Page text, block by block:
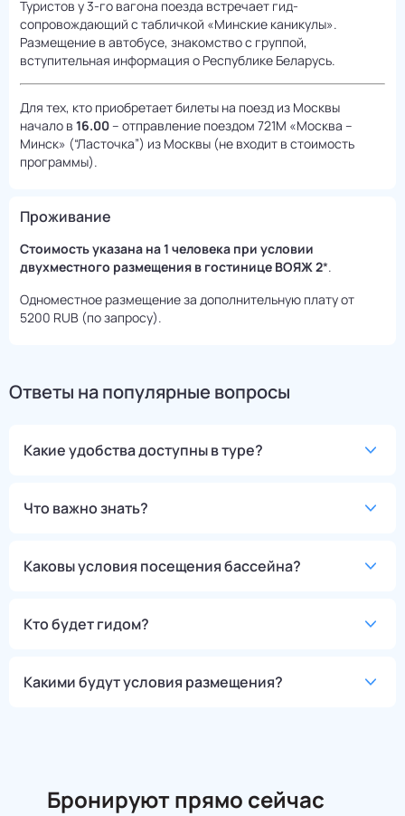
Туристов у 3-го вагона поезда встречает гид-
сопровождающий с табличкой «Минские каникулы».
Размещение в автобусе, знакомство с группой,
вступительная информация о Республике Беларусь.
Для тех, кто приобретает билеты на поезд из Москвы
начало в 16.00– отправление поездом 721М «Москва –
Минск» (“Ласточка”) из Москвы (не входит в стоимость
программы).
Проживание
Стоимость указана на 1 человека при условии
двухместного размещения в гостинице ВОЯЖ 2*.
Одноместное размещение за дополнительную плату от
5200 RUB (по запросу).
Ответы на популярные вопросы
Какие удобства доступны в туре?
Что важно знать?
Каковы условия посещения бассейна?
Кто будет гидом?
Какими будут условия размещения?
Бронируют прямо сейчас